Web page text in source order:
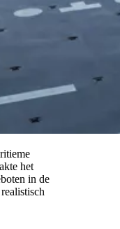
het
in de